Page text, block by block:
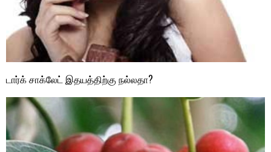
டார்க் சாக்லேட் இதயத்திற்கு நல்லதா?